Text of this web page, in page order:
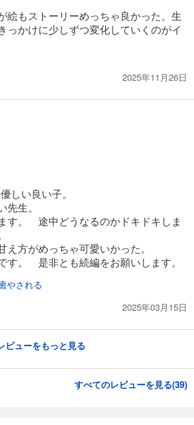
絵もストーリーめっちゃ良かった。生
っかけに少しずつ変化していくのがイ
2025年11月26日
しい良い子。
生。
す。 途中どうなるのかドキドキしま
方がめっちゃ可愛いかった。
す。 是非とも続編をお願いします。
やされる
2025年03月15日
ビューをもっと見る
すべてのレビューを見る(39)